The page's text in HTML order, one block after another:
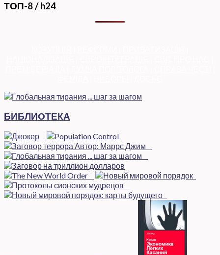
ТОП-8 / h24
БИБЛИОТЕКА